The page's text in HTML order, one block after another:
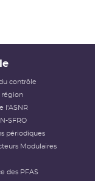
contrôle
région
l'ASNR
SFRO
périodiques
Modulaires
des PFAS